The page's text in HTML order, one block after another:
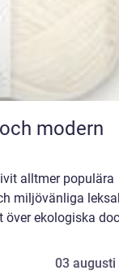
alltmer populära
miljövänliga
ekologiska
03 augusti